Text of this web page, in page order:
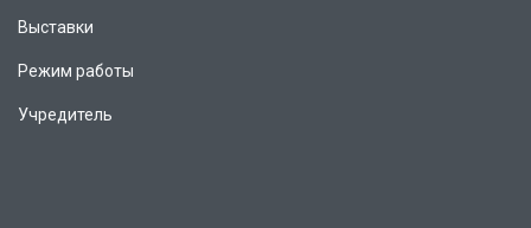
Выставки
Режим работы
Учредитель